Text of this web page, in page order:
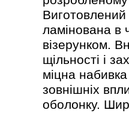
ламінована в
візерунком.
щільності і
міцна
зовнішніх
оболонку.